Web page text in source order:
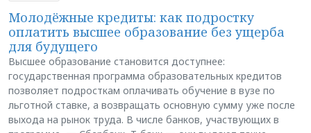
Молодёжные кредиты: как подростку
оплатить высшее образование без ущерба
для будущего
Высшее образование становится доступнее:
государственная программа образовательных кредитов
позволяет подросткам оплачивать обучение в вузе по
льготной ставке, а возвращать основную сумму уже после
выхода на рынок труда. В числе банков, участвующих в